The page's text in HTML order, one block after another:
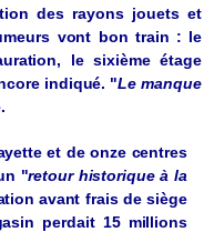
des rayons jouets et
vont bon train : le
, le sixièmeétage
indiqué. "Le manque
.
etteet deonze centres
"retour historique à la
tion avant fraisdesiège
asin perdait15 millions